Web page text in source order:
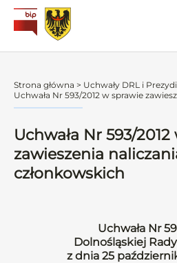
Strona główna > Uchwały DRL i
Uchwała Nr 593/2012 w sprawie
Uchwała Nr 593/
zawieszenia
członkowskich
Uchwała Nr
Dolnośląskiej
z dnia 25